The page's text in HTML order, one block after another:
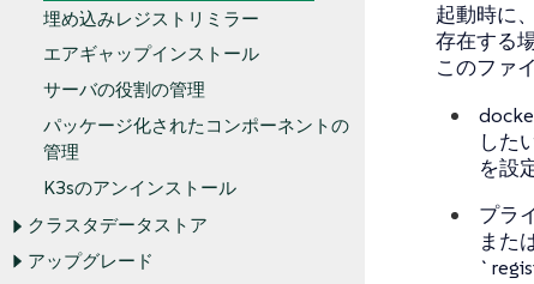
埋め込みレジストリミラー
エアギャップインストール
サーバの役割の管理
パッケージ化されたコンポーネントの
管理
K3sのアンインストール
クラスタデータストア
アップグレード
起動時に
存在する場
このファ
した
を設
プラ
また